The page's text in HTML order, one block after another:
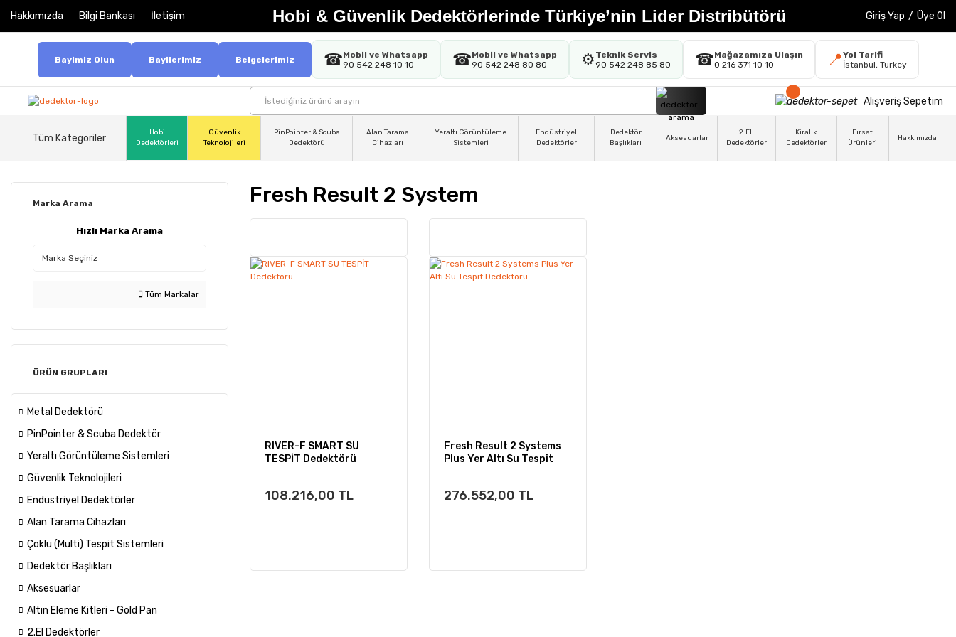
Hakkımızda Bilgi Bankası İletişim Hobi & Güvenlik Dedektörlerinde Türkiye’nin Lider Distribütörü Giriş Yap / Üye Ol
Bayimiz Olun Bayilerimiz Belgelerimiz ☎Mobil ve Whatsapp
90 542 248 10 10
☎Mobil ve Whatsapp
90 542 248 80 80
⚙️ Teknik Servis
90 542 248 85 80
☎Mağazamıza Ulaşın
0 216 371 10 10
📍Yol Tarifi
İstanbul, Turkey
Alışveriş Sepetim
Tüm Kategoriler
Hobi
Dedektörleri
Güvenlik
Teknolojileri
PinPointer & Scuba
Dedektörü
Alan Tarama
Cihazları
Yeraltı Görüntüleme
Sistemleri
Endüstriyel
Dedektörler
Dedektör
Başlıkları
Aksesuarlar
2.EL
Dedektörler
Kiralık
Dedektörler
Fırsat
Ürünleri
Hakkımızda
Marka Arama
Hızlı Marka Arama
Tüm Markalar
ÜRÜN GRUPLARI
Metal Dedektörü
PinPointer & Scuba Dedektör
Yeraltı Görüntüleme Sistemleri
Güvenlik Teknolojileri
Endüstriyel Dedektörler
Alan Tarama Cihazları
Çoklu (Multi) Tespit Sistemleri
Dedektör Başlıkları
Aksesuarlar
Altın Eleme Kitleri - Gold Pan
2.El Dedektörler
Fresh Result 2 System
RIVER-F SMART SU
TESPİT Dedektörü
108.216,00 TL
Fresh Result 2 Systems
Plus Yer Altı Su Tespit
276.552,00 TL